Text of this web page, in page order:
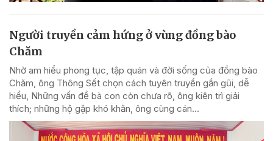
Người truyền cảm hứng ở vùng đồng bào
Chăm
Nhờ am hiểu phong tục, tập quán và đời sống của đồng bào
Chăm, ông Thông Sết chọn cách tuyên truyền gần gũi, dễ
hiểu, Những vấn đề bà con còn chưa rõ, ông kiên trì giải
thích; những hộ gặp khó khăn, ông cùng cán...